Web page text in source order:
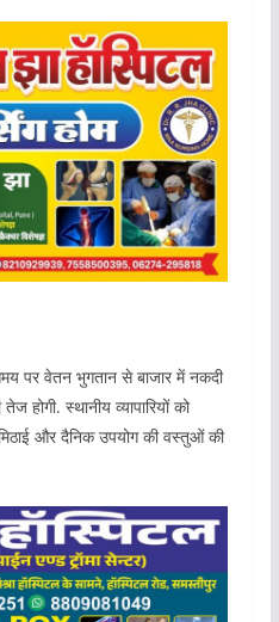
पर वेतन भुगतान से बाजार में नकदी
होगी. स्थानीय व्यापारियों को
और दैनिक उपयोग की वस्तुओं की